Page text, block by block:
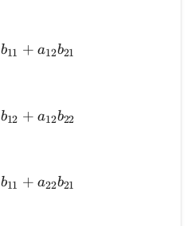
c_{11}=a_{11}
b11 + a12b21
c_{12}=a_{11}
b12 + a12b22
c_{21}=a_{21}
b11 + a22b21